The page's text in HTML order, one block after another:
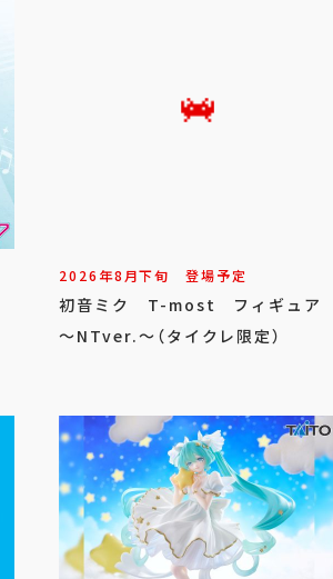
2026年8月下旬 登場予定
初音ミク T-most フィギュア
～NTver.～（タイクレ限定）